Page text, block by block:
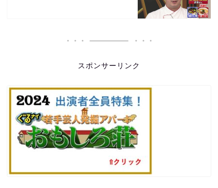
スポンサーリンク